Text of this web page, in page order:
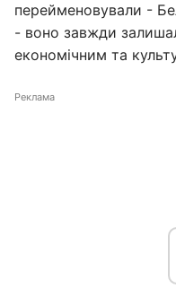
перейменовували -
- воно завжди
економічним та
Реклама